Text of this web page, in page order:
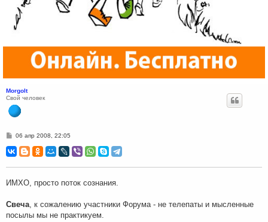
Morgolt
Свой человек
С
о
б
н
и
06 апр 2008, 22:05
ИМХО, просто поток сознания.
Свеча, к сожалению участники Форума - не телепаты и мысленные
посылы мы не практикуем.